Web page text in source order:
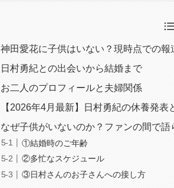
神田愛花に子供はいない？現時点での報
日村勇紀との出会いから結婚まで
お二人のプロフィールと夫婦関係
【2026年4月最新】日村勇紀の休養発表
なぜ子供がいないのか？ファンの間で語
①結婚時のご年齢
②多忙なスケジュール
③日村さんのお子さんへの接し方